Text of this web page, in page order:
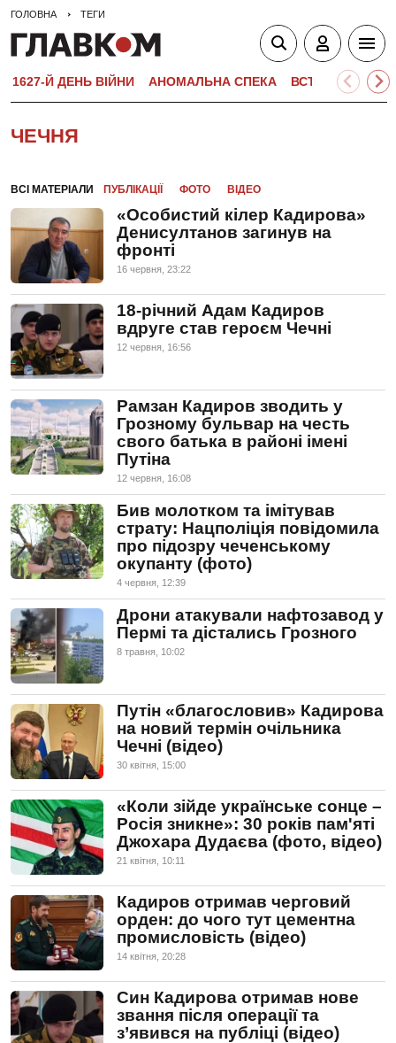
ГОЛОВНА ТЕГИ
1627-Й ДЕНЬ ВІЙНИ АНОМАЛЬНА СПЕКА ВСТУПНА
ЧЕЧНЯ
ВСІ МАТЕРІАЛИ ПУБЛІКАЦІЇ ФОТО ВІДЕО
«Особистий кілер Кадирова»
Денисултанов загинув на
фронті
16 червня, 23:22
18-річний Адам Кадиров
вдруге став героєм Чечні
12 червня, 16:56
Рамзан Кадиров зводить у
Грозному бульвар на честь
свого батька в районі імені
Путіна
12 червня, 16:08
Бив молотком та імітував
страту: Нацполіція повідомила
про підозру чеченському
окупанту (фото)
4 червня, 12:39
Дрони атакували нафтозавод у
Пермі та дістались Грозного
8 травня, 10:02
Путін «благословив» Кадирова
на новий термін очільника
Чечні (відео)
30 квiтня, 15:00
«Коли зійде українське сонце –
Росія зникне»: 30 років пам'яті
Джохара Дудаєва (фото, відео)
21 квiтня, 10:11
Кадиров отримав черговий
орден: до чого тут цементна
промисловість (відео)
14 квiтня, 20:28
Син Кадирова отримав нове
звання після операції та
з’явився на публіці (відео)